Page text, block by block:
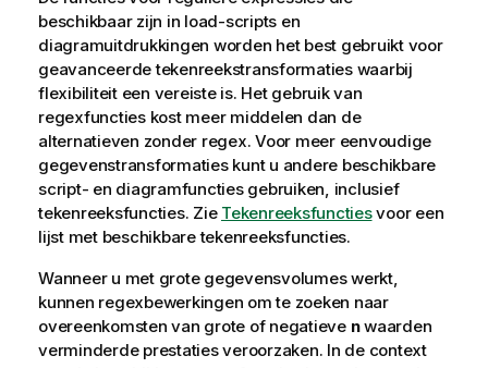
beschikbaar zijn in load-scripts en
diagramuitdrukkingen worden het best gebruikt voor
geavanceerde tekenreekstransformaties waarbij
flexibiliteit een vereiste is. Het gebruik van
regexfuncties kost meer middelen dan de
alternatieven zonder regex. Voor meer eenvoudige
gegevenstransformaties kunt u andere beschikbare
script- en diagramfuncties gebruiken, inclusief
tekenreeksfuncties. Zie Tekenreeksfunctiesvoor een
lijst met beschikbare tekenreeksfuncties.
Wanneer u met grote gegevensvolumes werkt,
kunnen regexbewerkingen om te zoeken naar
overeenkomsten van grote of negatieve nwaarden
verminderde prestaties veroorzaken. In de context